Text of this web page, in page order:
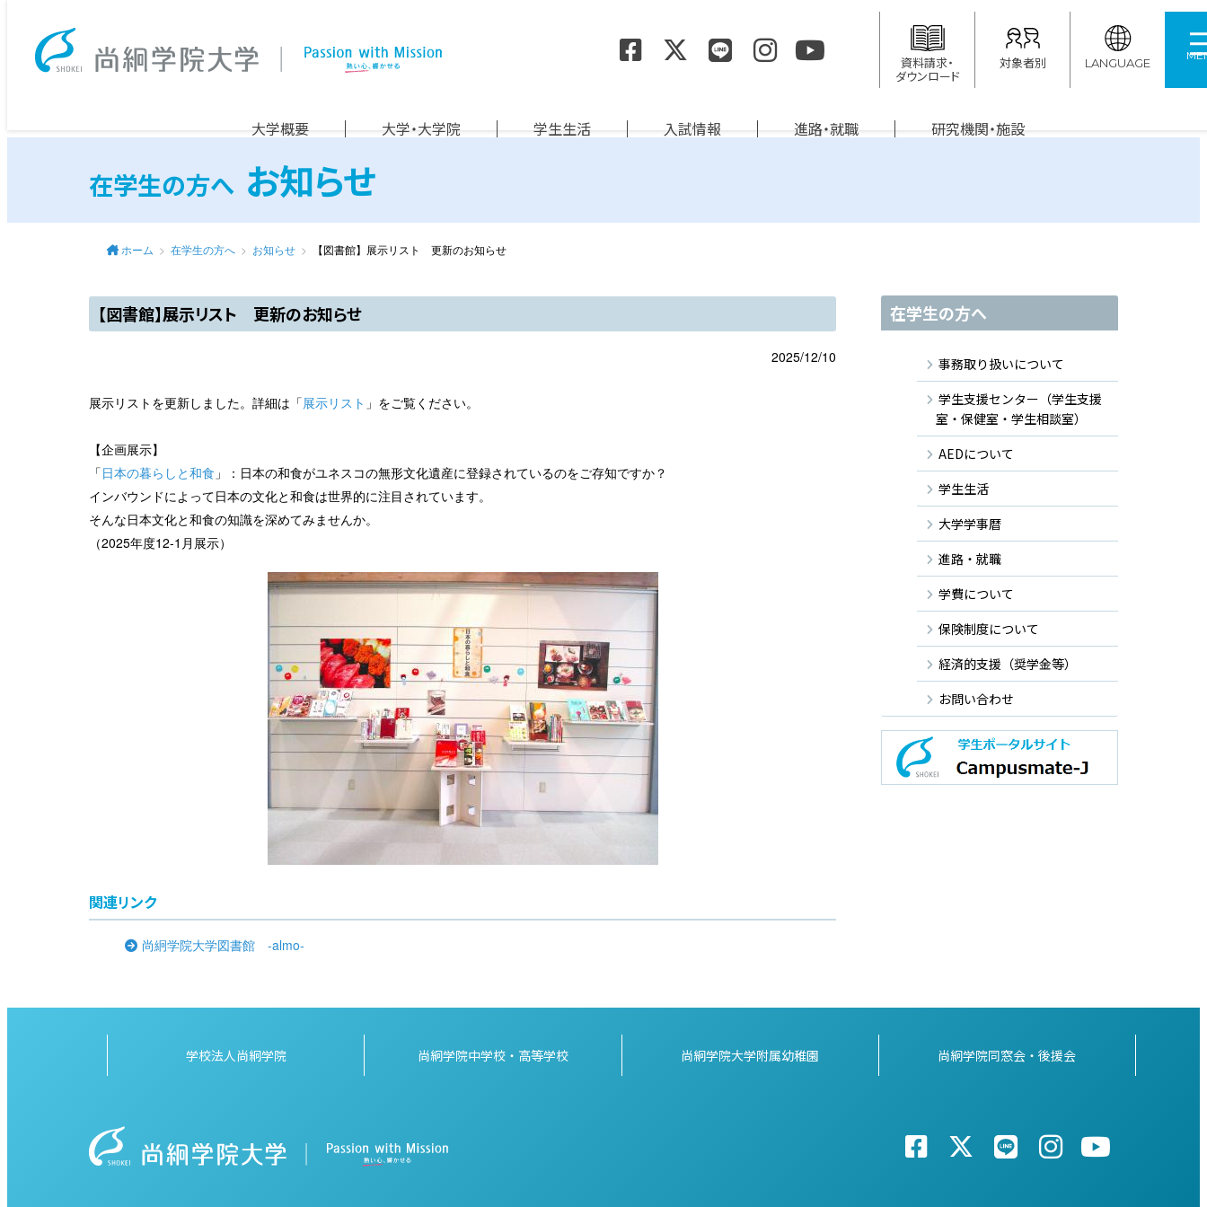
資料請求・
ダウンロード
対象者別 LANGUAGE
大学概要 大学・大学院 学生生活 入試情報 進路・就職 研究機関・施設
在学生の方へ お知らせ
ホーム 在学生の方へ お知らせ 【図書館】展示リスト 更新のお知らせ
【図書館】展示リスト 更新のお知らせ
2025/12/10
展示リストを更新しました。詳細は「展示リスト 」をご覧ください。
【企画展示】
「日本の暮らしと和食 」：日本の和食がユネスコの無形文化遺産に登録されているのをご存知ですか？
インバウンドによって日本の文化と和食は世界的に注目されています。
そんな日本文化と和食の知識を深めてみませんか。
（2025年度12-1月展示）
関連リンク
尚絅学院大学図書館 -almo-
在学生の方へ
事務取り扱いについて
学生支援センター（学生支援
室・保健室・学生相談室）
AEDについて
学生生活
大学学事暦
進路・就職
学費について
保険制度について
経済的支援（奨学金等）
お問い合わせ
学校法人尚絅学院 尚絅学院中学校・高等学校 尚絅学院大学附属幼稚園 尚絅学院同窓会・後援会